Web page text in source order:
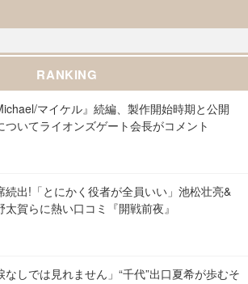
RANKING
マイケル』続編、製作開始時期と公開
ついてライオンズゲート会長がコメント
続出!「とにかく役者が全員いい」池松壮亮&
太賀らに熱い口コミ『開戦前夜』
なしでは見れません」“千代”出口夏希が歩むそ